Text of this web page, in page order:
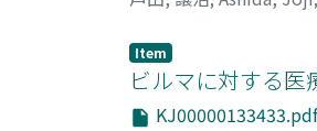
Item
ビルマに対する医